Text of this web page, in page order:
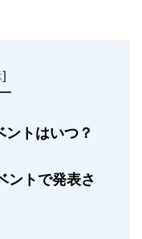
]
トはいつ？
トで発表さ